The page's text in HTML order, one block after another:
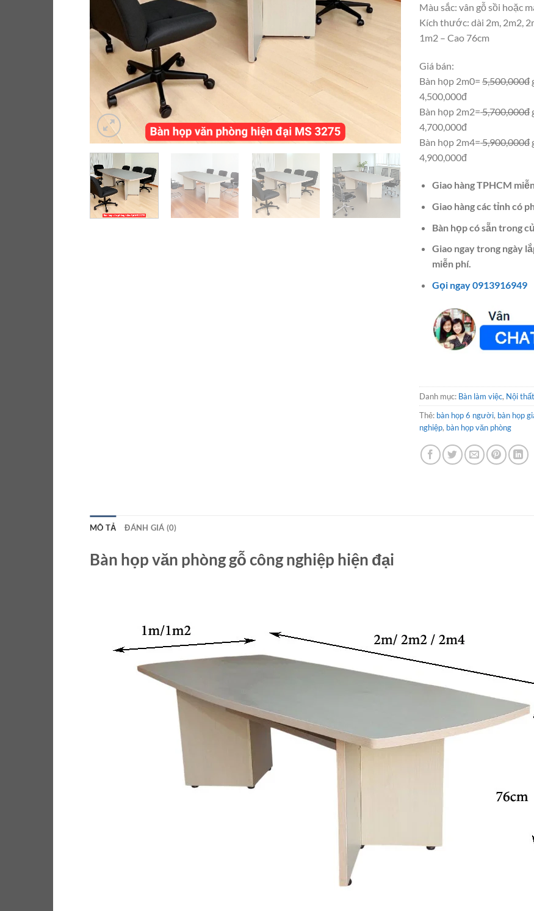
Màu sắc: vân gỗ sồi hoặc
Kích thước: dài 2m, 2m2,
1m2 – Cao 76cm
Giá bán:
Bàn họp 2m0= 5,500,000đ
4,500,000đ
Bàn họp 2m2=5,700,000đ
4,700,000đ
Bàn họp 2m4=5,900,000đ
4,900,000đ
Giao hàng TPHCM
Giao hàng các tỉnh có
Bàn họp có sẵn trong
Giao ngay trong ngày
miễn phí.
Gọi ngay 0913916949
Danh mục: Bàn làm việc, Nội
Thẻ: bàn họp 6 người, bàn họp
nghiệp, bàn họp văn phòng
MÔ TẢ ĐÁNH GIÁ (0)
Bàn họp văn phòng gỗ công nghiệp hiện đại